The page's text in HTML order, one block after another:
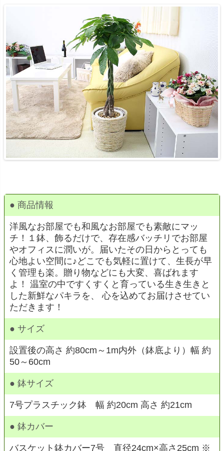
● 商品情報
洋風なお部屋でも和風なお部屋でも素敵にマッ
チ！１鉢、飾るだけで、存在感バッチリでお部屋
やオフィスに潤いが。届いたその日からとっても
心地よい空間に♪どこでも気軽に置けて、生長が早
く管理も楽。贈り物などにも大変、喜ばれます
よ！ 温室の中ですくすくと育っている生き生きと
した新鮮なパキラを、 心を込めてお届けさせてい
ただきます！
● サイズ
設置後の高さ 約80cm～1m内外（鉢底より）幅 約
50～60cm
● 鉢サイズ
7号プラスチック鉢 幅 約20cm 高さ 約21cm
● 鉢カバー
バスケット鉢カバー7号 直径24cm×高さ25cm ※